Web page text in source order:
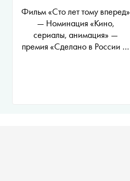
Фильм «Сто лет тому вперед»
— Номинация «Кино,
сериалы, анимация» —
премия «Сделано в России —